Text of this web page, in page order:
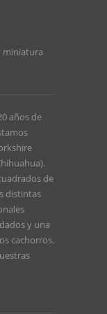
miniatura
años de
de
distintas
y una
cachorros.